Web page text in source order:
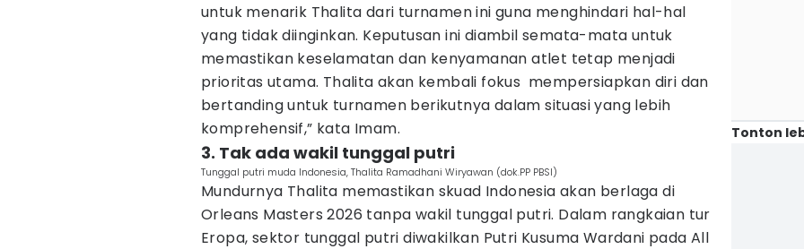
untuk menarik Thalita dari turnamen ini guna menghindari hal-hal
yang tidak diinginkan. Keputusan ini diambil semata-mata untuk
memastikan keselamatan dan kenyamanan atlet tetap menjadi
prioritas utama. Thalita akan kembali fokus mempersiapkan diri dan
bertanding untuk turnamen berikutnya dalam situasi yang lebih
komprehensif,” kata Imam.
3. Tak ada wakil tunggal putri
Tunggal putri muda Indonesia, Thalita Ramadhani Wiryawan (dok.PP PBSI)
Mundurnya Thalita memastikan skuad Indonesia akan berlaga di
Orleans Masters 2026 tanpa wakil tunggal putri. Dalam rangkaian tur
Eropa, sektor tunggal putri diwakilkan Putri Kusuma Wardani pada All
Tonton